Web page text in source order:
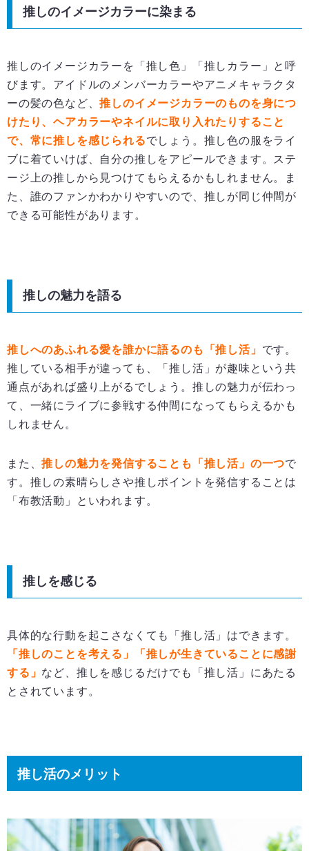
推しのイメージカラーに染まる
推しのイメージカラーを「推し色」「推しカラー」と呼
びます。アイドルのメンバーカラーやアニメキャラクタ
ーの髪の色など、推しのイメージカラーのものを身につ
けたり、ヘアカラーやネイルに取り入れたりすること
で、常に推しを感じられるでしょう。推し色の服をライ
ブに着ていけば、自分の推しをアピールできます。ステ
ージ上の推しから見つけてもらえるかもしれません。ま
た、誰のファンかわかりやすいので、推しが同じ仲間が
できる可能性があります。
推しの魅力を語る
推しへのあふれる愛を誰かに語るのも「推し活」 です。
推している相手が違っても、「推し活」が趣味という共
通点があれば盛り上がるでしょう。推しの魅力が伝わっ
て、一緒にライブに参戦する仲間になってもらえるかも
しれません。
また、推しの魅力を発信することも「推し活」の一つで
す。推しの素晴らしさや推しポイントを発信することは
「布教活動」といわれます。
推しを感じる
具体的な行動を起こさなくても「推し活」はできます。
「推しのことを考える」「推しが生きていることに感謝
する」 など、推しを感じるだけでも「推し活」にあたる
とされています。
推し活のメリット